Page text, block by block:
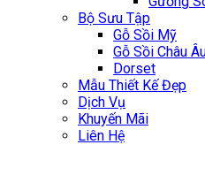
Bộ Sưu Tập
Gỗ Sồi Mỹ
Gỗ Sồi Châu
Dorset
Mẫu Thiết Kế Đẹp
Dịch Vụ
Khuyến Mãi
Liên Hệ